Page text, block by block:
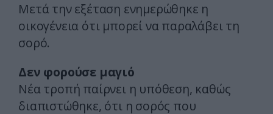
Μετά την εξέταση ενημερώθηκε η
οικογένεια ότι μπορεί να παραλάβει τη
σορό.
Δεν φορούσε μαγιό
Νέα τροπή παίρνει η υπόθεση, καθώς
διαπιστώθηκε, ότι η σορός που